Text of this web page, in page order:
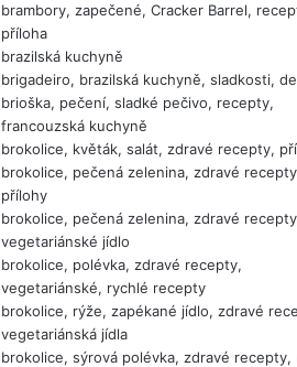
brambory, zapečené, Cracker Barrel,
příloha
brazilská kuchyně
brigadeiro, brazilská kuchyně, sladkosti,
brioška, pečení, sladké pečivo, recepty,
francouzská kuchyně
brokolice, květák, salát, zdravé recepty,
brokolice, pečená zelenina, zdravé
přílohy
brokolice, pečená zelenina, zdravé
vegetariánské jídlo
brokolice, polévka, zdravé recepty,
vegetariánské, rychlé recepty
brokolice, rýže, zapékané jídlo, zdravé
vegetariánská jídla
brokolice, sýrová polévka, zdravé recepty,